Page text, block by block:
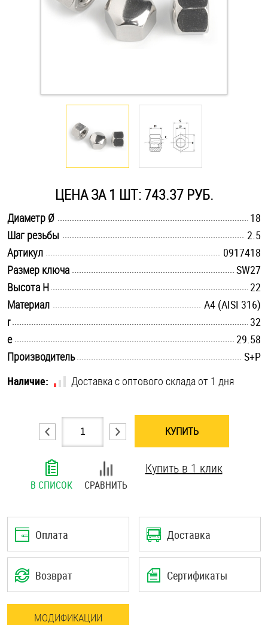
Инструмент
Крюки, кольца с метрической резьбой
Оснастка и аксессуары для яхт
Стопорные кольца
Такелаж
Хомуты
Шпильки
Шплинты
ЦЕНА ЗА 1 ШТ: 743.37 РУБ.
Диаметр Ø
18
Шаг резьбы
2.5
Артикул
0917418
Размер ключа
SW27
Высота H
22
Материал
A4 (AISI 316)
r
32
e
29.58
Производитель
S+P
Наличие:
Доставка с оптового склада от 1 дня
КУПИТЬ
В СПИСОК СРАВНИТЬ
Купить в 1 клик
Оплата Доставка
Возврат Сертификаты
МОДИФИКАЦИИ